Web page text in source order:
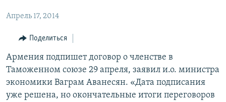
основной
навигации
Перейти
поиску
ЭКОНОМИКА
РЕГИОН
НАГОРНЫЙ КАРАБАХ
СПОРТ
Апрель 17, 2014
Поделиться
Армения подпишет договор о членстве в
Таможенном союзе 29 апреля, заявил и.о. министра
экономики Ваграм Аванесян. «Дата подписания
уже решена, но окончательные итоги переговоров